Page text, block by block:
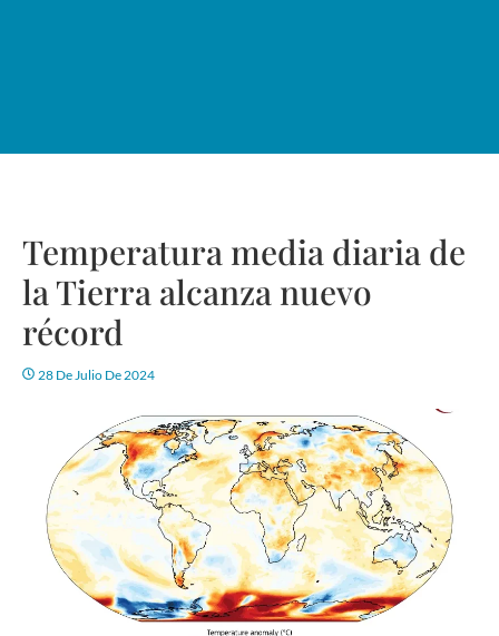
Temperatura media diaria de
la Tierra alcanza nuevo
récord
28 De Julio De 2024